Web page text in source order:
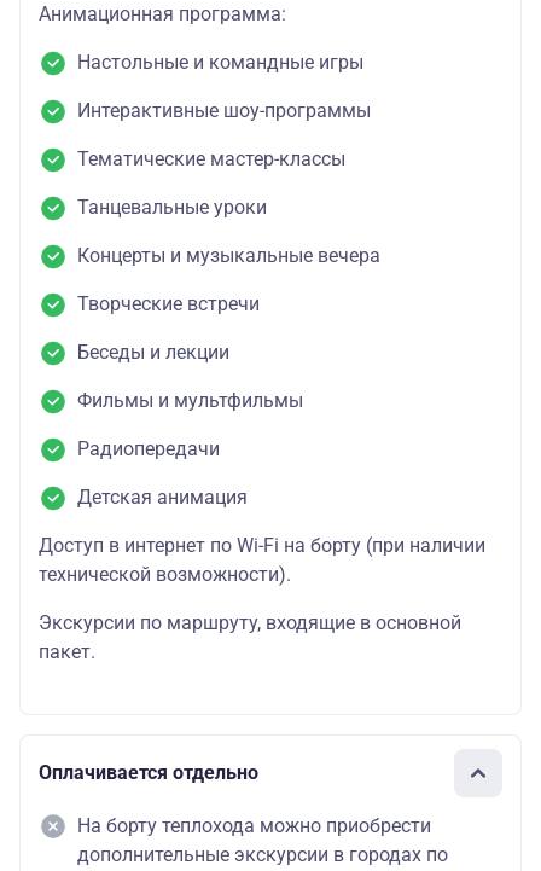
Анимационная программа:
Настольные и командные игры
Интерактивные шоу-программы
Тематические мастер-классы
Танцевальные уроки
Концерты и музыкальные вечера
Творческие встречи
Беседы и лекции
Фильмы и мультфильмы
Радиопередачи
Детская анимация
Доступ в интернет по Wi-Fi на борту (при наличии
технической возможности).
Экскурсии по маршруту, входящие в основной
пакет.
Оплачивается отдельно
На борту теплохода можно приобрести
дополнительные экскурсии в городах по